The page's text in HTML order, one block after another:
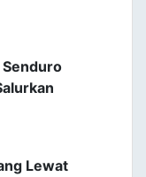
Senduro
Lewat